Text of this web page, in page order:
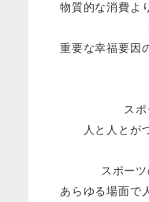
物質的な消費よ
重要な幸福要因
スポ
人と人とが
スポーツ
あらゆる場面で